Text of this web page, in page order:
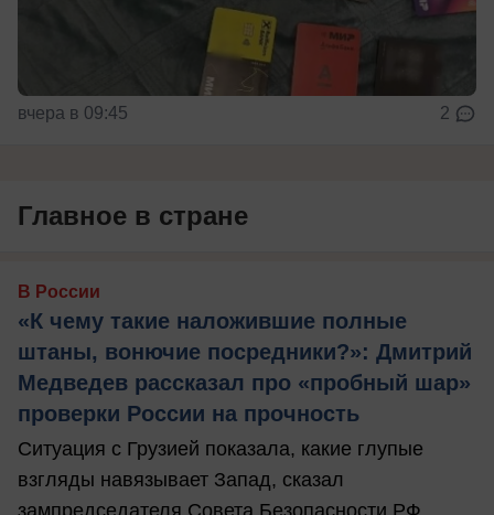
вчера в 09:45 2
Главное в стране
В России
«К чему такие наложившие полные
штаны, вонючие посредники?»: Дмитрий
Медведев рассказал про «пробный шар»
проверки России на прочность
Ситуация с Грузией показала, какие глупые
взгляды навязывает Запад, сказал